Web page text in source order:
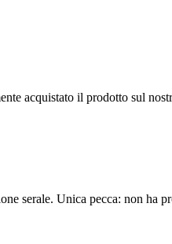
acquistato il prodotto sul
serale. Unica pecca: non ha